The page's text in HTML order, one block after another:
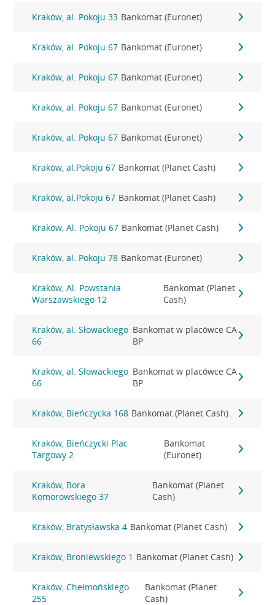
Kraków, al. Pokoju 33 Bankomat (Euronet)
Kraków, al. Pokoju 67 Bankomat (Euronet)
Kraków, al. Pokoju 67 Bankomat (Euronet)
Kraków, al. Pokoju 67 Bankomat (Euronet)
Kraków, al. Pokoju 67 Bankomat (Euronet)
Kraków, al.Pokoju 67 Bankomat (Planet Cash)
Kraków, al.Pokoju 67 Bankomat (Planet Cash)
Kraków, Al. Pokoju 67 Bankomat (Planet Cash)
Kraków, al. Pokoju 78 Bankomat (Euronet)
Kraków, Al. Powstania
Warszawskiego 12
Bankomat (Planet
Cash)
Kraków, al. Słowackiego
66
Bankomat w placówce CA
BP
Kraków, al. Słowackiego
66
Bankomat w placówce CA
BP
Kraków, Bieńczycka 168 Bankomat (Planet Cash)
Kraków, Bieńczycki Plac
Targowy 2
Bankomat
(Euronet)
Kraków, Bora
Komorowskiego 37
Bankomat (Planet
Cash)
Kraków, Bratysławska 4 Bankomat (Planet Cash)
Kraków, Broniewskiego 1 Bankomat (Planet Cash)
Kraków, Chełmońskiego
255
Bankomat (Planet
Cash)